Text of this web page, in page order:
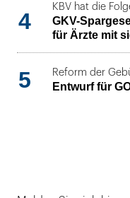
4
KBV hat die
GKV-
für Ärzte mit
5 Reform der
Entwurf für